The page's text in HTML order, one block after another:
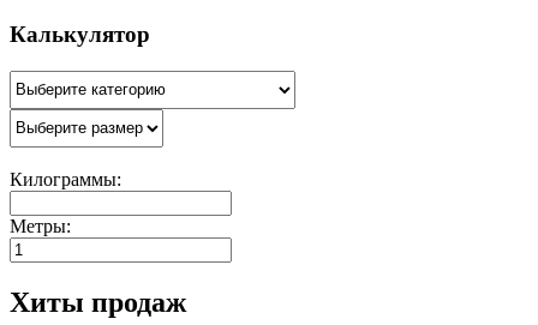
Калькулятор
Килограммы:
Метры:
Хиты продаж